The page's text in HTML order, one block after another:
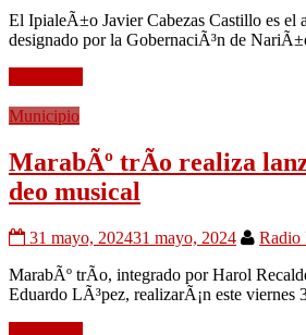
El IpialeÃ±o Javier Cabezas Castillo es el
designado por la GobernaciÃ³n de
Municipio
MarabÃº trÃ­o realiza
deo musical
31 mayo, 202431 mayo, 2024
Radio
MarabÃº trÃ­o, integrado por Harol
Eduardo LÃ³pez, realizarÃ¡n este viernes